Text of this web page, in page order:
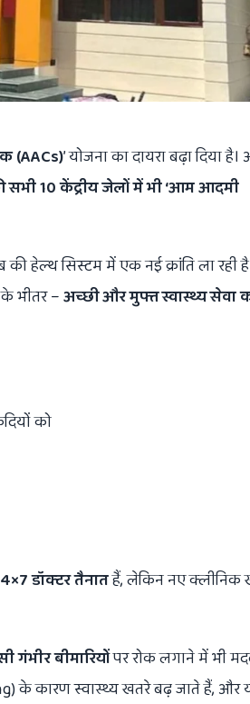
(AACs)’ योजना का दायरा बढ़ा दिया
सभी10केंद्रीय जेलों में भी‘आम आदमी
हेल्थ सिस्टम में एक नई क्रांति ला रही
भीतर –अच्छी और मुफ्त स्वास्थ्य सेवा
को
डॉक्टर तैनातहैं, लेकिन नए
गंभीर बीमारियोंपर रोक लगाने में भी
के कारण स्वास्थ्य खतरे बढ़ जाते हैं, और